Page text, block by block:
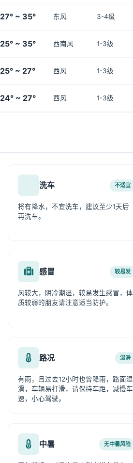
27° ~ 35° 东风 3-4级
25° ~ 35° 西南风 1-3级
25° ~ 27° 西风 1-3级
24° ~ 27° 西风 1-3级
洗车 不适宜
将有降水，不宜洗车，建议至少1天后
再洗车。
感冒 较易发
风较大，阴冷潮湿，较易发生感冒，体
质较弱的朋友请注意适当防护。
路况 湿滑
有雨，且过去12小时也曾降雨，路面湿
滑，车辆易打滑，请保持车距，减慢车
速，小心驾驶。
中暑 无中暑风险